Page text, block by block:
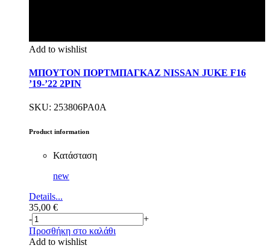
Add to wishlist
ΜΠΟΥΤΟΝ ΠΟΡΤΜΠΑΓΚΑΖ NISSAN JUKE F16
’19-’22 2PIN
SKU: 253806PA0A
Product information
Κατάσταση
new
Details...
35,00 €
-
+
Προσθήκη στο καλάθι
Add to wishlist